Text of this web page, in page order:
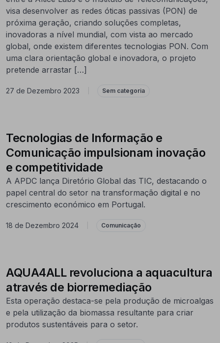
visa desenvolver as redes óticas passivas (PON) de
próxima geração, criando soluções completas,
inovadoras a nível mundial, com vista ao mercado
global, onde existem diferentes tecnologias PON. Com
uma clara orientação global e inovadora, o projeto
pretende arrastar […]
27 de Dezembro 2023 Sem categoria
Tecnologias de Informação e
Comunicação impulsionam inovação
e competitividade
A APDC lança Diretório Global das TIC, destacando o
papel central do setor na transformação digital e no
crescimento económico em Portugal.
18 de Dezembro 2024 Comunicação
AQUA4ALL revoluciona a aquacultura
através de biorremediação
Esta operação destaca-se pela produção de microalgas
e pela utilização da biomassa resultante para criar
produtos sustentáveis para o setor.